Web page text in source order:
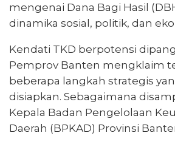
mengenai Dana Bagi Hasil
dinamika sosial, politik, dan
Kendati TKD berpotensi
Pemprov Banten mengklaim
beberapa langkah strategis
disiapkan. Sebagaimana
Kepala Badan Pengelolaan
Daerah (BPKAD) Provinsi